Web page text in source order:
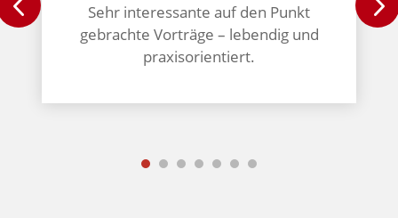
Sehr interessante auf den Punkt
gebrachte Vorträge – lebendig und
praxisorientiert.